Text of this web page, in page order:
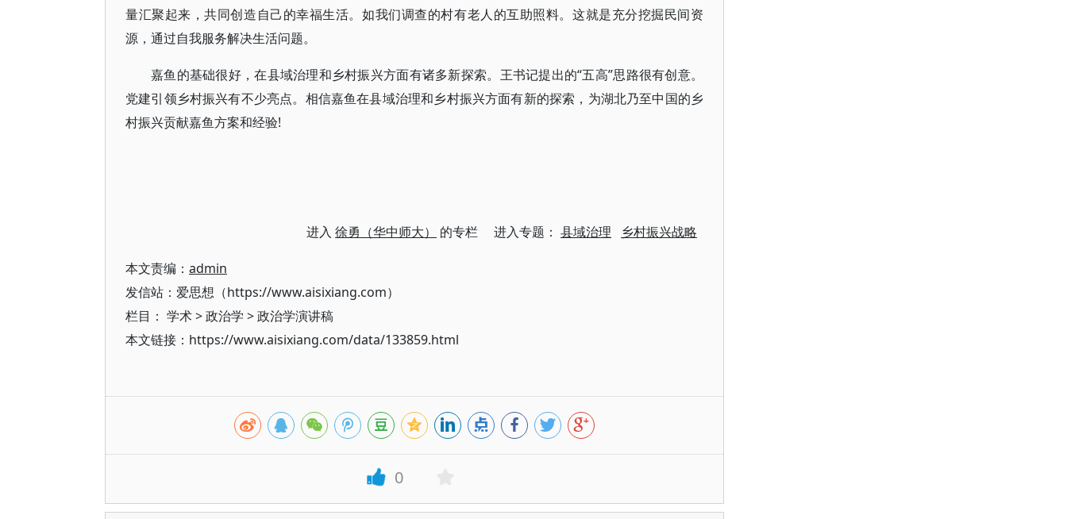
量汇聚起来，共同创造自己的幸福生活。如我们调查的村有老人的互助照料。这就是充分挖掘民间资
源，通过自我服务解决生活问题。
嘉鱼的基础很好，在县域治理和乡村振兴方面有诸多新探索。王书记提出的“五高”思路很有创意。
党建引领乡村振兴有不少亮点。相信嘉鱼在县域治理和乡村振兴方面有新的探索，为湖北乃至中国的乡
村振兴贡献嘉鱼方案和经验!
进入 徐勇（华中师大） 的专栏 进入专题： 县域治理 乡村振兴战略
本文责编： admin
发信站：爱思想（https://www.aisixiang.com）
栏目： 学术>政治学 >政治学演讲稿
本文链接：https://www.aisixiang.com/data/133859.html
0